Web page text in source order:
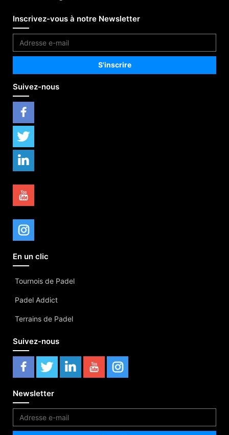
Inscrivez-vous à notre Newsletter
Suivez-nous
En un clic
Tournois de Padel
Padel Addict
Terrains de Padel
Suivez-nous
Newsletter